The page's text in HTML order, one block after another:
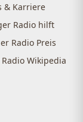
& Karriere
Radio hilft
Radio Preis
Wikipedia